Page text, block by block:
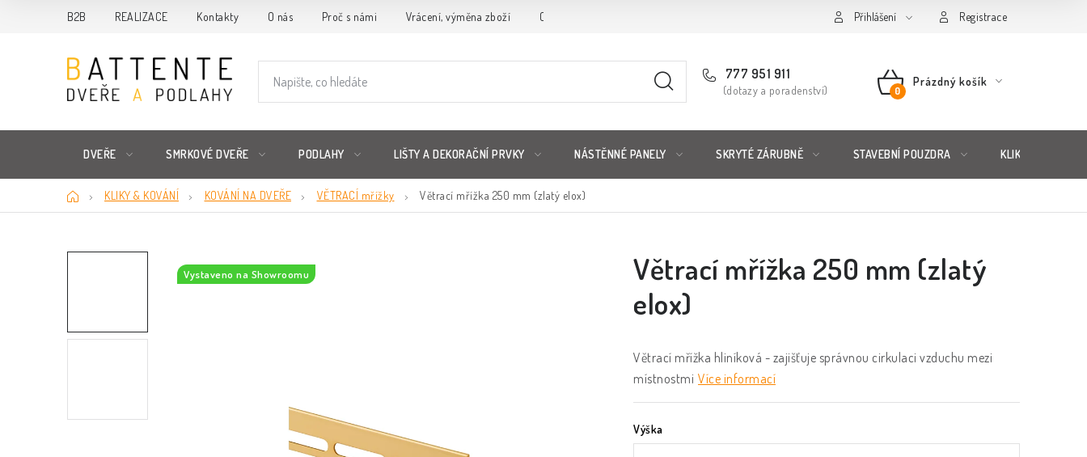
B2B REALIZACE Kontakty O nás Proč s námi Vrácení, výměna zboží Obchodní podmínky Posuzování Jakosti GDPR FAQ
Přihlášení Registrace
777 951 911
(dotazy a poradenství)
NÁKUPNÍ
Prázdný košík
DVEŘE SMRKOVÉ DVEŘE PODLAHY LIŠTY A DEKORAČNÍ PRVKY NÁSTĚNNÉ PANELY SKRYTÉ ZÁRUBNĚ STAVEBNÍ POUZDRA KLIKY & KOVÁNÍ
DomůKLIKY & KOVÁNÍ KOVÁNÍ NA DVEŘE VĚTRACÍ mřížky Větrací mřížka 250 mm (zlatý elox)
Větrací mřížka 250 mm (zlatý
elox)
Větrací mřížka hliníková - zajišťuje správnou cirkulaci vzduchu mezi
místnostmi Více informací
Výška
Vystaveno na Showroomu